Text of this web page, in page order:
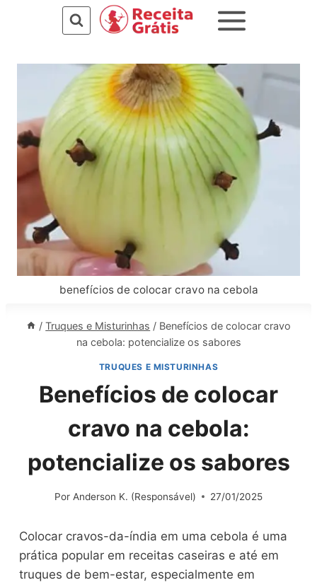
Conteúdo
benefícios de colocar cravo na cebola
/ Truques e Misturinhas / Benefícios de colocar cravo
na cebola: potencialize os sabores
TRUQUES E MISTURINHAS
Benefícios de colocar
cravo na cebola:
potencialize os sabores
Por Anderson K. (Responsável) 27/01/2025
Colocar cravos-da-índia em uma cebola é uma
prática popular em receitas caseiras e até em
truques de bem-estar, especialmente em